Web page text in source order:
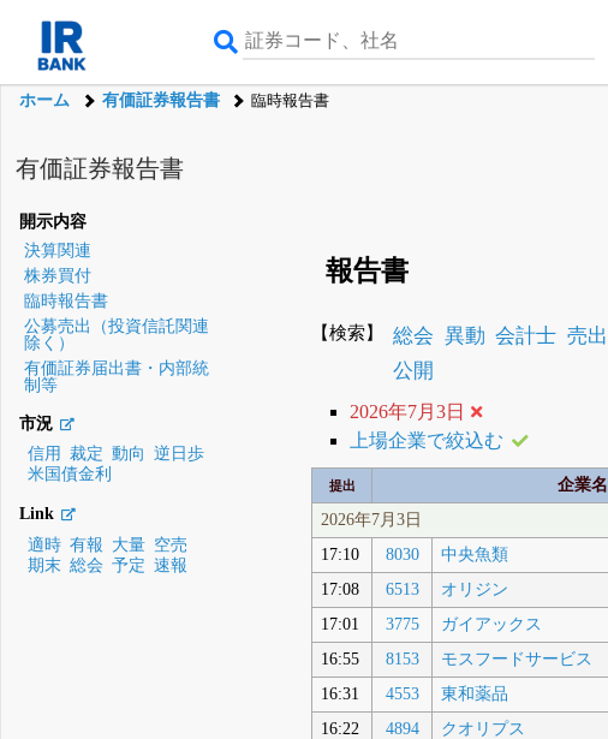
ホーム 有価証券報告書 臨時報告書
有価証券報告書
開示内容
決算関連
株券買付
臨時報告書
公募売出（投資信託関連
除く）
有価証券届出書・内部統
制等
市況
信用
裁定 動向
逆日歩
米国債金利
Link
適時 有報 大量 空売
期末 総会 予定 速報
報告書
【検索】 総会 異動 会計士 売出
公開
2026年7月3日
上場企業で絞込む
提出
企業名
2026年7月3日
17:10
8030 中央魚類
17:08
6513 オリジン
17:01
3775 ガイアックス
16:55
8153 モスフードサービス
16:31
4553 東和薬品
16:22
4894 クオリプス